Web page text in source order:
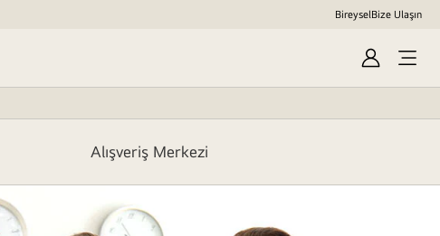
BireyselBize Ulaşın
Sign
In
Alışveriş Merkezi